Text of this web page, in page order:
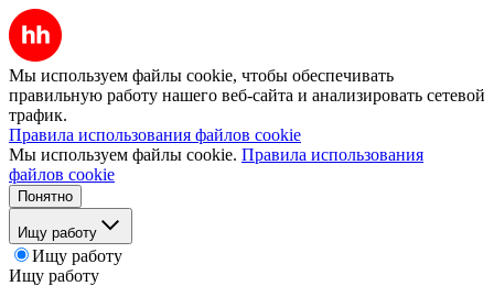
Мы используем файлы cookie, чтобы обеспечивать
правильную работу нашего веб-сайта и анализировать сетевой
трафик.
Правила использования файлов cookie
Мы используем файлы cookie. Правила использования
файлов cookie
Понятно
Ищу работу
Ищу работу
Ищу работу